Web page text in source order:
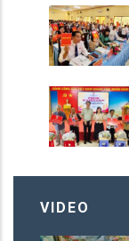
VIDEO